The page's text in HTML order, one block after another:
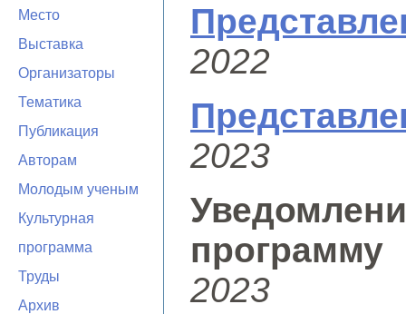
Место
Выставка
Организаторы
Тематика
Публикация
Авторам
Молодым ученым
Культурная
программа
Труды
Архив
2022
2023
2023